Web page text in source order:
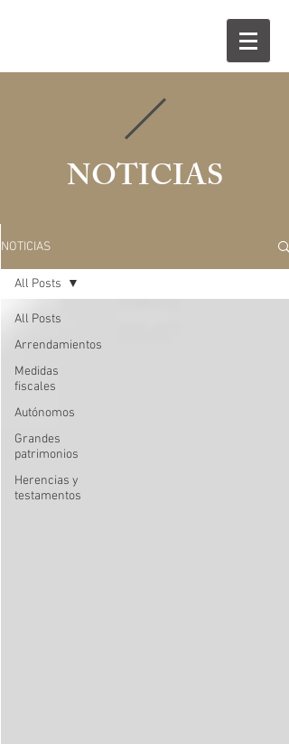
NOTICIAS
NOTICIAS
All Posts
Arrendamientos
Medidas
fiscales
Autónomos
Grandes
patrimonios
Herencias y
testamentos
All Posts